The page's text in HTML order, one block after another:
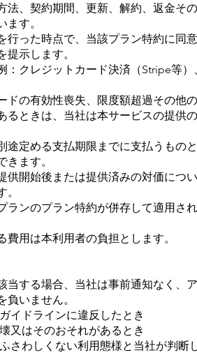
法、契約期間、更新、解約、返金そ
す。
行った時点で、当該プラン特約に同
示します。
：クレジットカード決済（Stripe等
ドの有効性喪失、限度額超過その他
るときは、当社は本サービスの提供
途定める支払期限までに支払うもの
ます。
供開始後または提供済みの対価につ
ランのプラン特約が併存して適用さ
用は本利用者の負担とします。
当する場合、当社は事前通知なく、
いません。
イドラインに違反したとき
又はそのおそれがあるとき
さわしくない利用態様と当社が判断